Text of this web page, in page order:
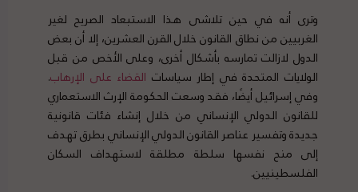
وترى أنه في حين تلاشى هذا الاستبعاد الصريح لغير
الغربيين من نطاق القانون خلال القرن العشرين، إلا أن بعض
الدول لازالت تمارسه بأشكال أخرى، وعلى الأخص من قبل
الولايات المتحدة في إطار سياسات القضاء على الإرهاب.
وفي إسرائيل أيضًا، فقد وسعت الحكومة الإرث الاستعماري
للقانون الدولي الإنساني من خلال إنشاء فئات قانونية
جديدة وتفسير عناصر القانون الدولي الإنساني بطرق تهدف
إلى منح نفسها سلطة مطلقة لاستهداف السكان
الفلسطينيين.